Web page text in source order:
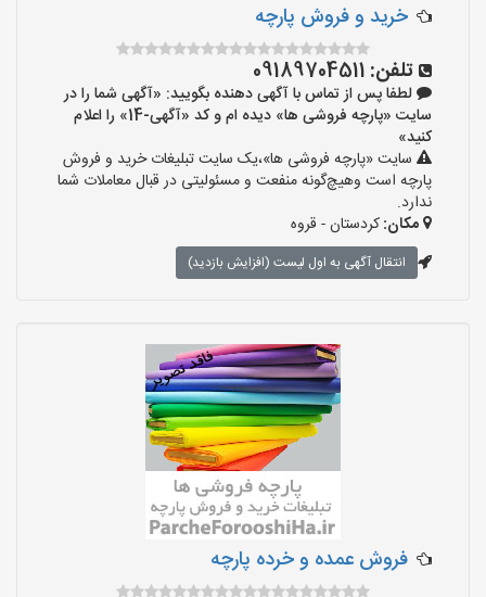
خرید و فروش پارچه
تلفن: 09189704511
لطفا پس از تماس با آگهی دهنده بگویید: «آگهی شما را در
سایت «پارچه فروشی ها» دیده ام و کد «آگهی-14» را اعلام
کنید»
سایت «پارچه فروشی ها»،یک سایت تبلیغات خرید و فروش
پارچه است وهیچ‌گونه منفعت و مسئولیتی در قبال معاملات شما
ندارد.
مکان:کردستان - قروه
انتقال آگهی به اول لیست (افزایش بازدید)
فروش عمده و خرده پارچه